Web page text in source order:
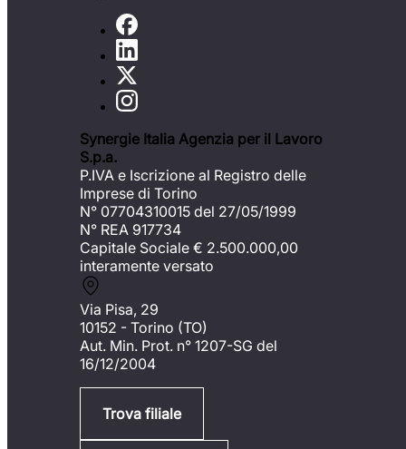
Synergie Italia Agenzia per il Lavoro
S.p.a.
P.IVA e Iscrizione al Registro delle
Imprese di Torino
N° 07704310015 del 27/05/1999
N° REA 917734
Capitale Sociale € 2.500.000,00
interamente versato
Via Pisa, 29
10152 - Torino (TO)
Aut. Min. Prot. n° 1207-SG del
16/12/2004
Trova filiale